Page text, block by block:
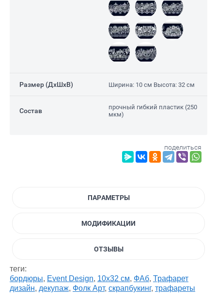
Размер (ДxШxВ) Ширина: 10 см Высота: 32 см
Состав
прочный гибкий пластик (250
мкм)
поделиться
ПАРАМЕТРЫ
МОДИФИКАЦИИ
ОТЗЫВЫ
теги:
бордюры, Event Design, 10х32 см, ФАб, Трафарет
дизайн, декупаж, Фолк Арт, скрапбукинг, трафареты